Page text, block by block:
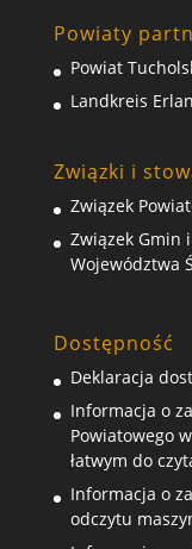
Powiaty
Powiat
Landkreis
Związki i
Związek
Związek Gmin
Województwa
Dostępność
Deklaracja
Informacja o
Powiatowego
łatwym do
Informacja o
odczytu